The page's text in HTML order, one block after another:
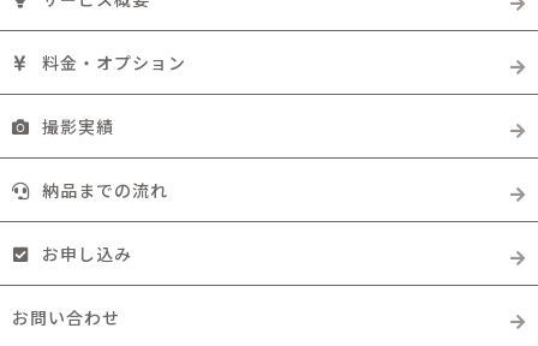
料金・オプション
撮影実績
納品までの流れ
お申し込み
お問い合わせ